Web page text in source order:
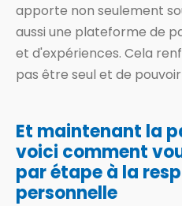
apporte non seulement
aussi une plateforme de
et d'expériences. Cela
pas être seul et de
Et maintenant la
voici comment
par étape à la
personnelle